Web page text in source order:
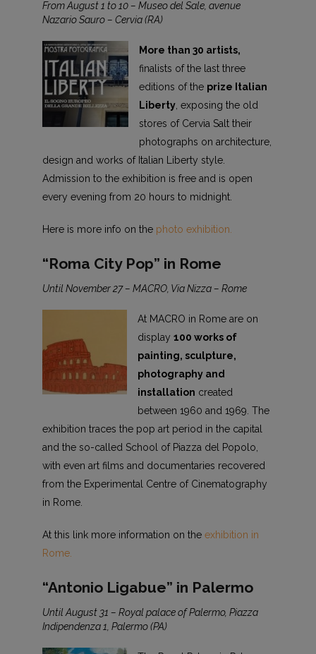
From August 1 to 10 – Museo del Sale, avenue
Nazario Sauro – Cervia (RA)
More than 30 artists,
finalists of the last three
editions of the prize Italian
Liberty, exposing the old
stores of Cervia Salt their
photographs on architecture,
design and works of Italian Liberty style.
Admission to the exhibition is free and is open
every evening from 20 hours to midnight.
Here is more info on thephoto exhibition.
“Roma City Pop” in Rome
Until November 27 – MACRO, Via Nizza – Rome
At MACRO in Rome are on
display 100 works of
painting, sculpture,
photography and
installation created
between 1960 and 1969. The
exhibition traces the pop art period in the capital
and the so-called School of Piazza del Popolo,
with even art films and documentaries recovered
from the Experimental Centre of Cinematography
in Rome.
At this link more information on the exhibition in
Rome.
“Antonio Ligabue” in Palermo
Until August 31 – Royal palace of Palermo, Piazza
Indipendenza 1, Palermo (PA)